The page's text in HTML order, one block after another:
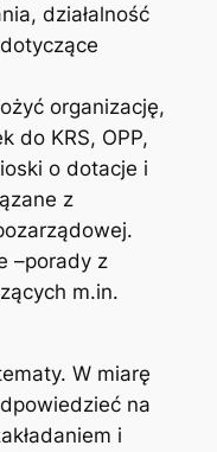
działalność
organizację,
do KRS, OPP,
o dotacje i
z
–porady z
m.in.
W miarę
na
i